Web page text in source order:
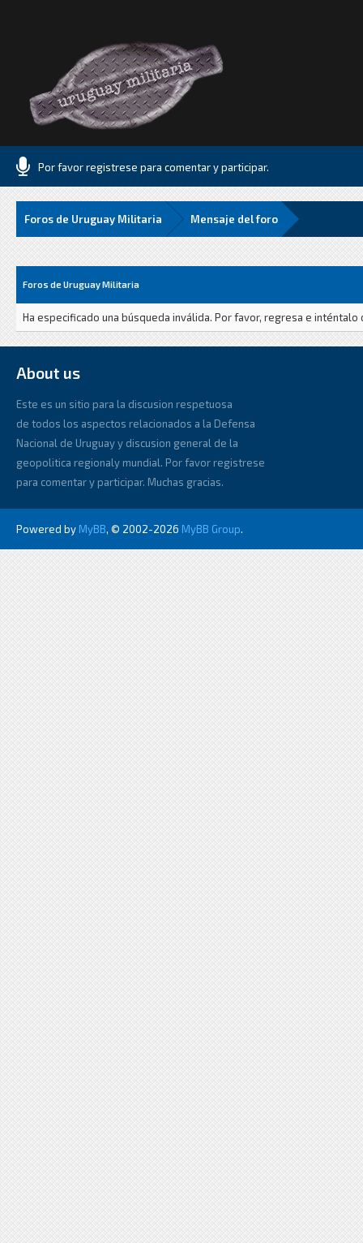
Por favor registrese para comentar y participar.
Foros de Uruguay Militaria Mensaje del foro
Foros de Uruguay Militaria
Ha especificado una búsqueda inválida. Por favor, regresa e inténtalo
About us
Este es un sitio para la discusion respetuosa
de todos los aspectos relacionados a la Defensa
Nacional de Uruguay y discusion general de la
geopolitica regionaly mundial. Por favor registrese
para comentar y participar. Muchas gracias.
Powered by MyBB, © 2002-2026 MyBB Group.